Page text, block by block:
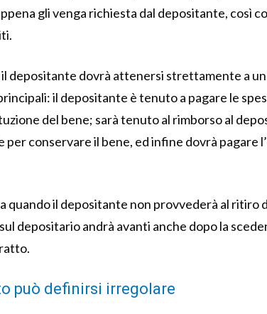
gli venga richiesta dal depositante, così
il depositante dovrà attenersi strettamente a
il depositante è tenuto a pagare le
del bene; sarà tenuto al rimborso al
per conservare il bene, ed infine dovrà pagare
quando il depositante non provvederà al ritiro
depositario andrà avanti anche dopo la
può definirsi irregolare